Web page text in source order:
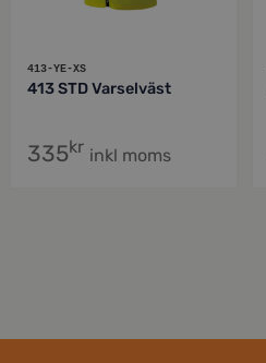
413-YE-XS
413 STD Varselväst
335kr inkl moms